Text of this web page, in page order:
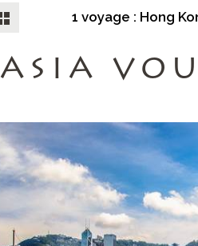
1 voyage : Hong
ASIA